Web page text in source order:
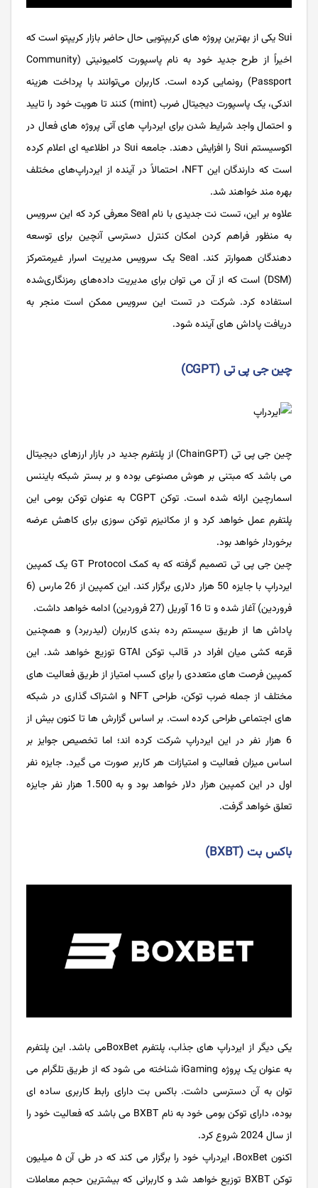
Sui یکی از بهترین پروژه های کریپتویی حال حاضر بازار کریپتو است که
اخیراً از طرح جدید خود به نام پاسپورت کامیونیتی (Community
Passport) رونمایی کرده است. کاربران می‌توانند با پرداخت هزینه
اندکی، یک پاسپورت دیجیتال ضرب (mint) کنند تا هویت خود را تایید
و احتمال واجد شرایط شدن برای ایردراپ‌ های آتی پروژه‌ های فعال در
اکوسیستم Sui را افزایش دهند. جامعه Sui در اطلاعیه‌ ای اعلام کرده
است که دارندگان این NFT، احتمالاً در آینده از ایردراپ‌های مختلف
بهره‌ مند خواهند شد.
علاوه بر این، تست ‌نت جدیدی با نام Seal معرفی کرد که این سرویس
به منظور فراهم کردن امکان کنترل دسترسی آنچین برای توسعه
‌دهندگان هموارتر کند. Seal یک سرویس مدیریت اسرار غیرمتمرکز
(DSM) است که از آن می توان برای مدیریت داده‌های رمزنگاری‌شده
استفاده کرد. شرکت در تست این سرویس ممکن است منجر به
دریافت پاداش‌ های آینده شود.
چین جی پی تی (CGPT)
چین جی پی تی (ChainGPT) از پلتفرم جدید در بازار ارزهای دیجیتال
می باشد که مبتنی بر هوش مصنوعی بوده و بر بستر شبکه بایننس
اسمارچین ارائه شده است. توکن CGPT به عنوان توکن بومی این
پلتفرم عمل خواهد کرد و از مکانیزم توکن ‌سوزی برای کاهش عرضه
برخوردار خواهد بود.
چین جی پی تی تصمیم گرفته که به کمک GT Protocol یک کمپین
ایردراپ با جایزه 50 هزار دلاری برگزار کند. این کمپین از 26 مارس (6
فروردین) آغاز شده و تا 16 آوریل (27 فروردین) ادامه خواهد داشت.
پاداش‌ ها از طریق سیستم رده ‌بندی کاربران (لیدربرد) و همچنین
قرعه ‌کشی میان افراد در قالب توکن GTAI توزیع خواهد شد. این
کمپین فرصت‌ های متعددی را برای کسب امتیاز از طریق فعالیت ‌های
مختلف از جمله ضرب توکن، طراحی NFT و اشتراک ‌گذاری در شبکه
‌های اجتماعی طراحی کرده است. بر اساس گزارش ‌ها تا کنون بیش از
6 هزار نفر در این ایردراپ شرکت کرده‌ اند؛ اما تخصیص جوایز بر
اساس میزان فعالیت و امتیازات هر کاربر صورت می ‌گیرد. جایزه نفر
اول در این کمپین هزار دلار خواهد بود و به 1.500 هزار نفر جایزه
تعلق خواهد گرفت.
باکس بت (BXBT)
یکی دیگر از ایردراپ های جذاب، پلتفرم BoxBetمی باشد. این پلتفرم
به عنوان یک پروژه iGaming شناخته می شود که از طریق تلگرام می
توان به آن دسترسی داشت. باکس بت دارای رابط کاربری ساده ای
بوده، دارای توکن بومی خود به نام BXBT می باشد که فعالیت خود را
از سال 2024 شروع کرد.
اکنون BoxBet، ایردراپ خود را برگزار می کند که در طی آن ۵ میلیون
توکن BXBT توزیع خواهد شد و کاربرانی که بیشترین حجم معاملات